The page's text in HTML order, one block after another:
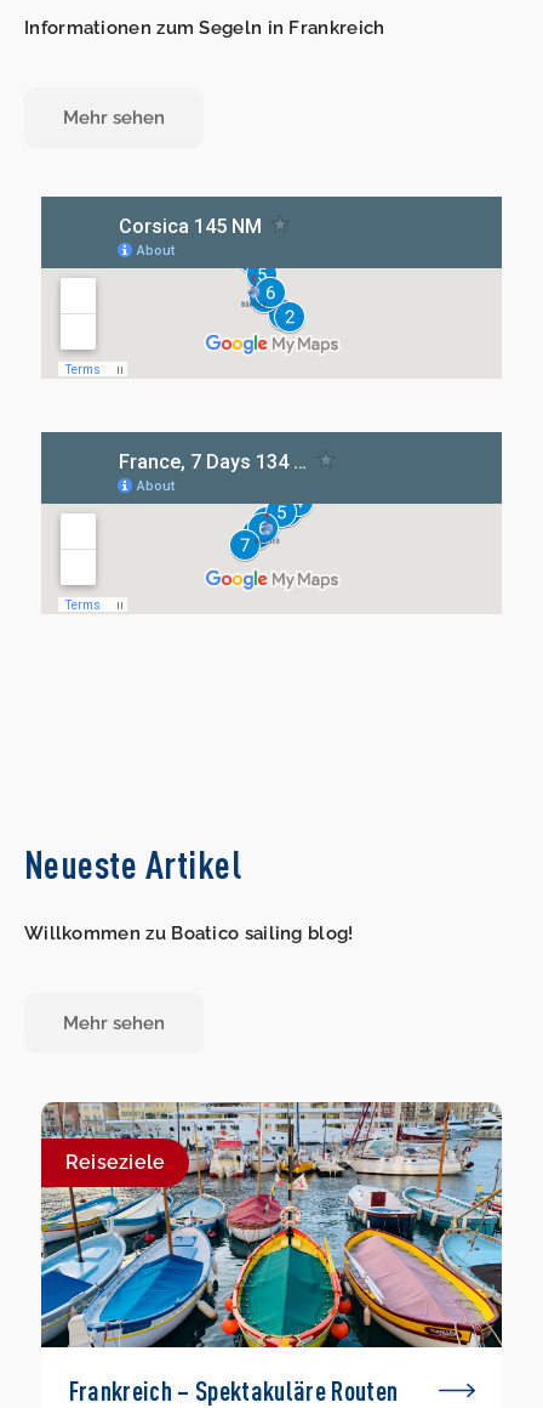
Informationen zum Segeln in Frankreich
Mehr sehen
Neueste Artikel
Willkommen zu Boatico sailing blog!
Mehr sehen
Reiseziele
Frankreich – Spektakuläre Routen